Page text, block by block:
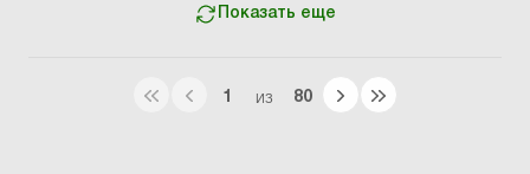
Показать еще
1 ИЗ 80